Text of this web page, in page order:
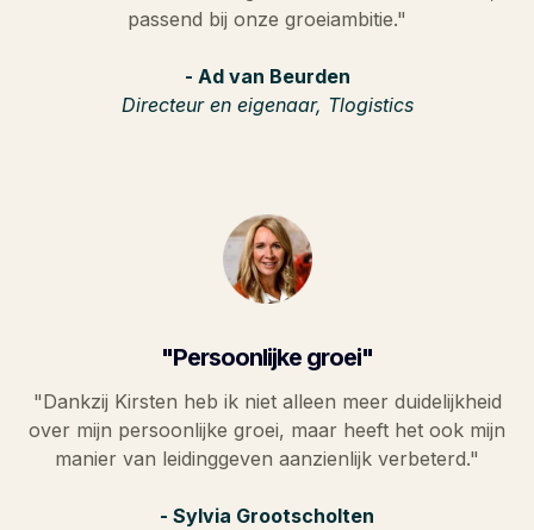
passend bij onze groeiambitie."
- Ad van Beurden
Directeur en eigenaar, Tlogistics
"Persoonlijke groei"
"Dankzij Kirsten heb ik niet alleen meer duidelijkheid
over mijn persoonlijke groei, maar heeft het ook mijn
manier van leidinggeven aanzienlijk verbeterd."
- Sylvia Grootscholten